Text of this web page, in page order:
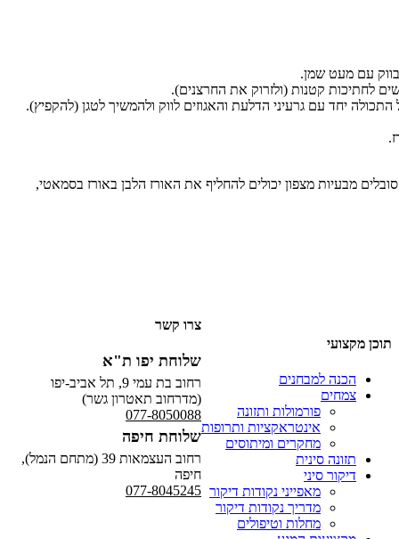
עם מעט שמן.
לחתיכות קטנות (ולזרוק את החרצנים).
יחד עם גרעיני הדלעת והאגוזים לווק ולהמשיך לטגן (להקפיץ).
מבעיות מצפון יכולים להחליף את האורז הלבן באורז בסמאטי,
תוכן מקצועי
הכנה למבחנים
צמחים
פורמולות ותזונה
אינטראקציות ותרופות
מחקרים ומיתוסים
תזונה סינית
דיקור סיני
מאפייני נקודות דיקור
מדריך נקודות דיקור
מחלות וטיפולים
צרו קשר
שלוחת יפו ת"א
רחוב בת עמי 9, תל אביב-יפו
(מדרחוב תאטרון גשר)
077-8050088
שלוחת חיפה
רחוב העצמאות 39 (מתחם הנמל),
חיפה
077-8045245